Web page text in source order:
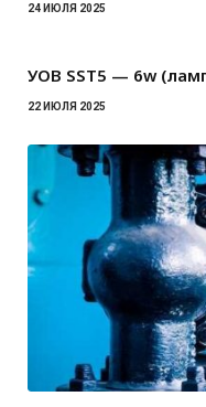
24 ИЮЛЯ 2025
УОВ SST5 — 6w
22 ИЮЛЯ 2025